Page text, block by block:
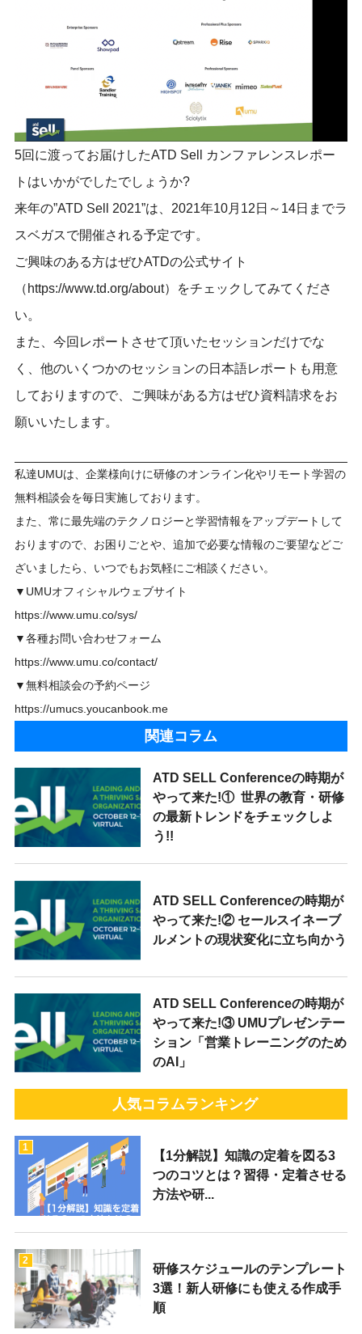
5回に渡ってお届けしたATD Sell カンファレンスレポー
トはいかがでしたでしょうか?
来年の”ATD Sell 2021”は、2021年10月12日～14日までラ
スベガスで開催される予定です。
ご興味のある方はぜひATDの公式サイト
（ https://www.td.org/about）をチェックしてみてくださ
い。
また、今回レポートさせて頂いたセッションだけでな
く、他のいくつかのセッションの日本語レポートも用意
しておりますので、ご興味がある方はぜひ資料請求をお
願いいたします。
私達UMUは、企業様向けに研修のオンライン化やリモート学習の
無料相談会を毎日実施しております。
また、常に最先端のテクノロジーと学習情報をアップデートして
おりますので、お困りごとや、追加で必要な情報のご要望などご
ざいましたら、いつでもお気軽にご相談ください。
▼UMUオフィシャルウェブサイト
https://www.umu.co/sys/
▼各種お問い合わせフォーム
https://www.umu.co/contact/
▼無料相談会の予約ページ
https://umucs.youcanbook.me
関連コラム
ATD SELL Conferenceの時期が
やって来た!① 世界の教育・研修
の最新トレンドをチェックしよ
う!!
ATD SELL Conferenceの時期が
やって来た!② セールスイネーブ
ルメントの現状変化に立ち向かう
ATD SELL Conferenceの時期が
やって来た!③ UMUプレゼンテー
ション「営業トレーニングのため
のAI」
人気コラムランキング
1
【1分解説】知識の定着を図る3
つのコツとは？習得・定着させる
方法や研...
2
研修スケジュールのテンプレート
3選！新人研修にも使える作成手
順